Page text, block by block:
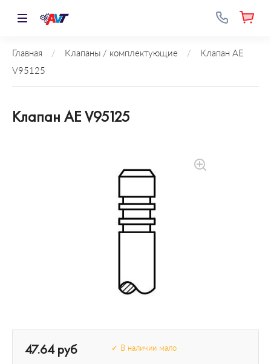
Главная / Клапаны / комплектующие /
Клапан AE
V95125
Клапан AE V95125
✓ В наличии мало
47.64 руб